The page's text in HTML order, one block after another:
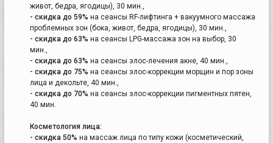
живот, бедра, ягодицы), 30 мин.,
- скидка до 59% на сеансы RF-лифтинга + вакуумного массажа
проблемных зон (бока, живот, бедра, ягодицы), 30 мин.,
- скидка до 63% на сеансы LPG-массажа зон на выбор, 30
мин.,
- скидка до 63% на сеансы элос-лечения акне, 40 мин.,
- скидка до 75% на сеансы элос-коррекции морщин и пор зоны
лица и декольте, 40 мин.,
- скидка до 70% на сеансы элос-коррекции пигментных пятен,
40 мин.
Косметология лица:
- скидка 50% на массаж лица по типу кожи (косметический,